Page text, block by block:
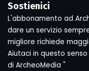
Sostienici
L'abbonamento ad
dare un servizio
migliore richiede
Aiutaci in questo
di ArcheoMedia "